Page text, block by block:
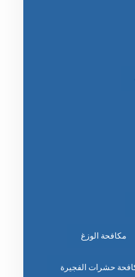
مكافحة الوزغ
حشرات الفجيرة